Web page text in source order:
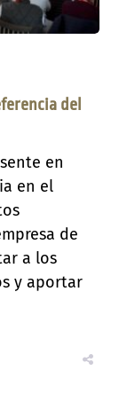
del
en
en el
de
a los
y aportar